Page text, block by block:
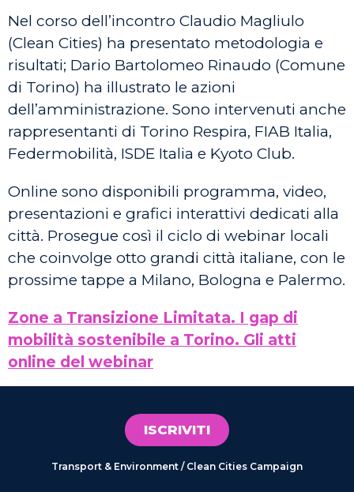
Nel corso dell’incontro Claudio Magliulo
(Clean Cities) ha presentato metodologia e
risultati; Dario Bartolomeo Rinaudo (Comune
di Torino) ha illustrato le azioni
dell’amministrazione. Sono intervenuti anche
rappresentanti di Torino Respira, FIAB Italia,
Federmobilità, ISDE Italia e Kyoto Club.
Online sono disponibili programma, video,
presentazioni e grafici interattivi dedicati alla
città. Prosegue così il ciclo di webinar locali
che coinvolge otto grandi città italiane, con le
prossime tappe a Milano, Bologna e Palermo.
Zone a Transizione Limitata. I gap di
mobilità sostenibile a Torino. Gli atti
online del webinar
ISCRIVITI
Transport & Environment / Clean Cities Campaign